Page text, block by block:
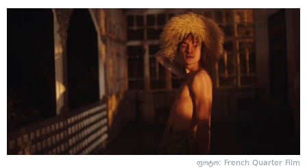
ფოტო: French Quarter Film